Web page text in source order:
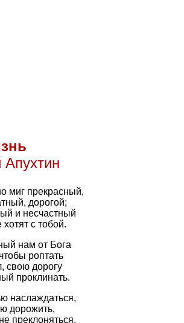
Апухтин
миг прекрасный,
дорогой;
и несчастный
хотят с тобой.
нам от Бога
роптать
свою дорогу
проклинать.
наслаждаться,
дорожить,
преклоняться,